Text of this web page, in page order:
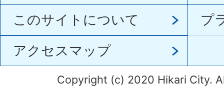
このサイトについて
プ
アクセスマップ
Copyright (c) 2020 Hikari City.